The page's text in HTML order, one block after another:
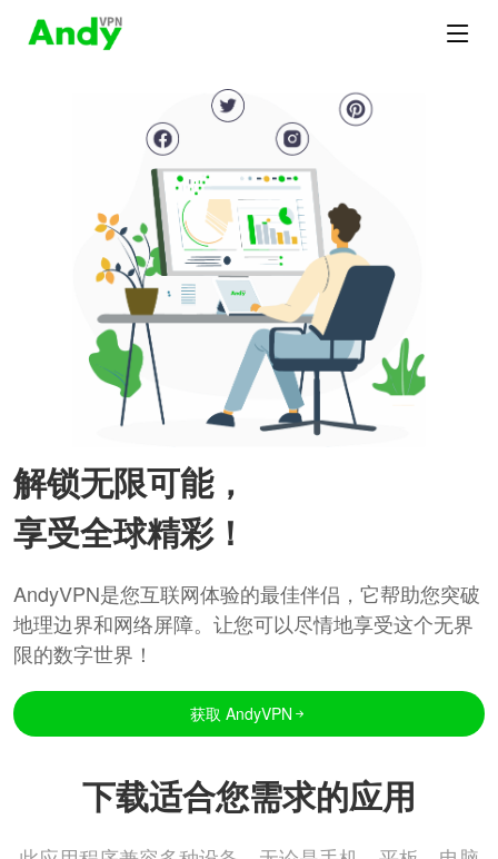
解锁无限可能，
享受全球精彩！
AndyVPN是您互联网体验的最佳伴侣，它帮助您突破
地理边界和网络屏障。让您可以尽情地享受这个无界
限的数字世界！
获取 AndyVPN
下载适合您需求的应用